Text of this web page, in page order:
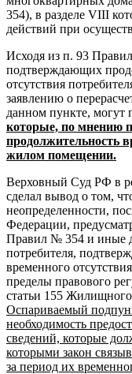
354), в разделе VIII
действий при
Исходя из п. 93
подтверждающих
отсутствия
заявлению о
данном пункте, могут
которые, по мнению
продолжительность
жилом помещении.
Верховный Суд РФ в
сделал вывод о том,
неопределенности,
Федерации,
Правил № 354 и иные
потребителя,
временного
пределы правового
статьи 155
Оспариваемый
необходимость
сведений, которые
которыми закон
за период их